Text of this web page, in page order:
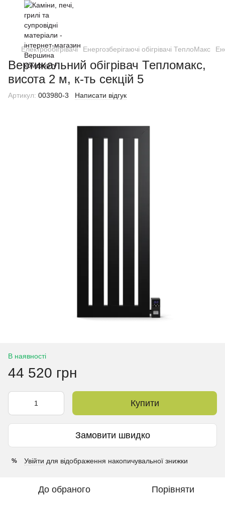
Електрообігрівачі Енергозберігаючі обігрівачі ТеплоМакс
Вертикальний обігрівач Тепломакс,
висота 2 м, к-ть секцій 5
Артикул: 003980-3 Написати відгук
В наявності
44 520 грн
Купити
Замовити швидко
% Увійти для відображення накопичувальної знижки
До обраного Порівняти